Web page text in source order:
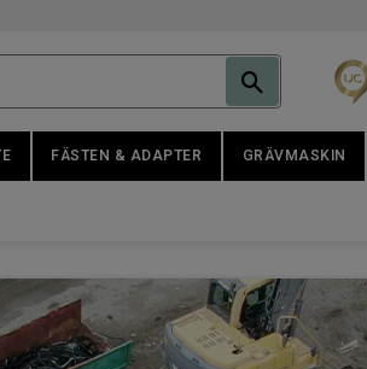
FÄSTEN & ADAPTER GRÄVMASKIN